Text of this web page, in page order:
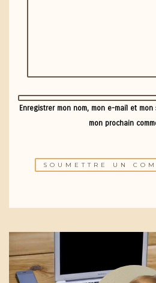
Enregistrer mon nom, mon e-mail et
mon prochain